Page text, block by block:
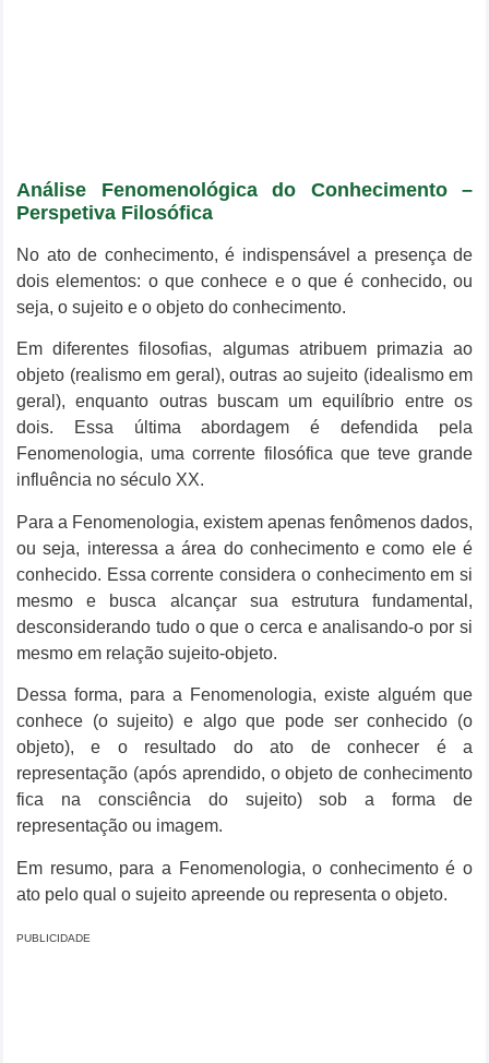
Análise Fenomenológica do Conhecimento –
Perspetiva Filosófica
No ato de conhecimento, é indispensável a presença de
dois elementos: o que conhece e o que é conhecido, ou
seja, o sujeito e o objeto do conhecimento.
Em diferentes filosofias, algumas atribuem primazia ao
objeto (realismo em geral), outras ao sujeito (idealismo em
geral), enquanto outras buscam um equilíbrio entre os
dois. Essa última abordagem é defendida pela
Fenomenologia, uma corrente filosófica que teve grande
influência no século XX.
Para a Fenomenologia, existem apenas fenômenos dados,
ou seja, interessa a área do conhecimento e como ele é
conhecido. Essa corrente considera o conhecimento em si
mesmo e busca alcançar sua estrutura fundamental,
desconsiderando tudo o que o cerca e analisando-o por si
mesmo em relação sujeito-objeto.
Dessa forma, para a Fenomenologia, existe alguém que
conhece (o sujeito) e algo que pode ser conhecido (o
objeto), e o resultado do ato de conhecer é a
representação (após aprendido, o objeto de conhecimento
fica na consciência do sujeito) sob a forma de
representação ou imagem.
Em resumo, para a Fenomenologia, o conhecimento é o
ato pelo qual o sujeito apreende ou representa o objeto.
PUBLICIDADE